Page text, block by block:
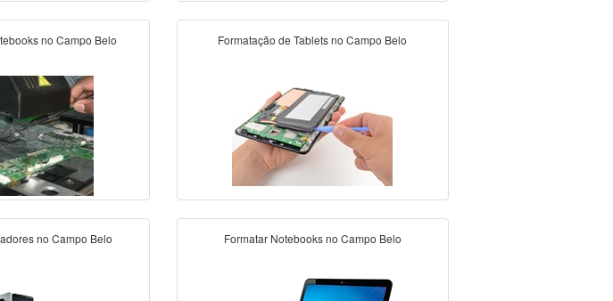
no Campo Belo Formatação de Tablets no Campo Belo
no Campo Belo Formatar Notebooks no Campo Belo